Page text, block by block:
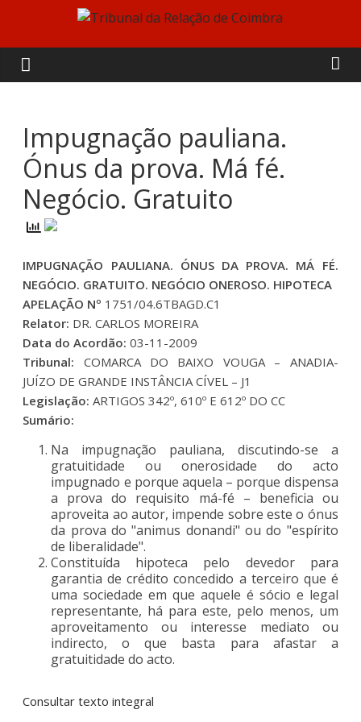
content
Tribunal
da
Relação
de
Coimbra
Impugnação pauliana.
Ónus da prova. Má fé.
Negócio. Gratuito
IMPUGNAÇÃO PAULIANA. ÓNUS DA PROVA. MÁ FÉ.
NEGÓCIO. GRATUITO. NEGÓCIO ONEROSO. HIPOTECA
APELAÇÃO Nº 1751/04.6TBAGD.C1
Relator: DR. CARLOS MOREIRA
Data do Acordão: 03-11-2009
Tribunal: COMARCA DO BAIXO VOUGA – ANADIA-
JUÍZO DE GRANDE INSTÂNCIA CÍVEL – J1
Legislação: ARTIGOS 342º, 610º E 612º DO CC
Sumário:
Na impugnação pauliana, discutindo-se a
gratuitidade ou onerosidade do acto
impugnado e porque aquela – porque dispensa
a prova do requisito má-fé – beneficia ou
aproveita ao autor, impende sobre este o ónus
da prova do "animus donandi" ou do "espírito
de liberalidade".
Constituída hipoteca pelo devedor para
garantia de crédito concedido a terceiro que é
uma sociedade em que aquele é sócio e legal
representante, há para este, pelo menos, um
aproveitamento ou interesse mediato ou
indirecto, o que basta para afastar a
gratuitidade do acto.
Consultar texto integral